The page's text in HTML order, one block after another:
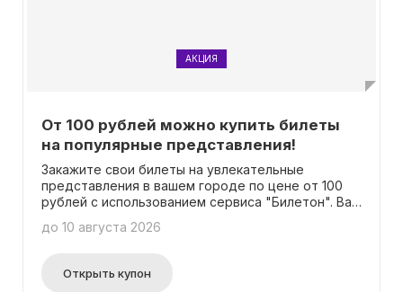
АКЦИЯ
От 100 рублей можно купить билеты
на популярные представления!
Закажите свои билеты на увлекательные
представления в вашем городе по цене от 100
рублей с использованием сервиса "Билетон". Вам
до 10 августа 2026
Открыть купон